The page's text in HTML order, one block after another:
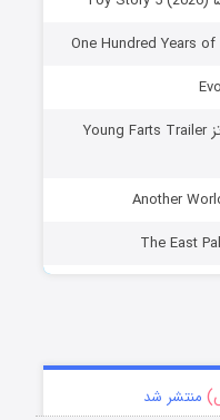
دانلود مستند قطعات تریلر یانگ فارتز Young Farts Trailer
منتشر شد